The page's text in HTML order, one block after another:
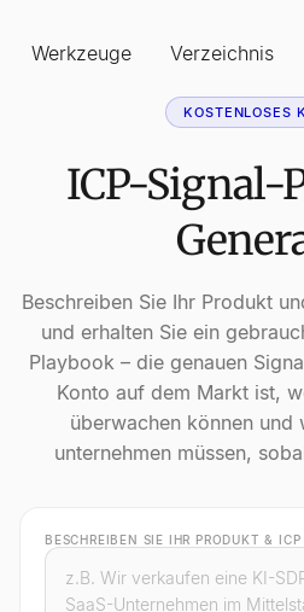
Werkzeuge Verzeichnis
KOSTENLOSES
ICP-Signal-
Beschreiben Sie Ihr Produkt
und erhalten Sie ein
Playbook – die genauen
Konto auf dem Markt ist,
überwachen können und
unternehmen müssen,
BESCHREIBEN SIE IHR PRODUKT & ICP